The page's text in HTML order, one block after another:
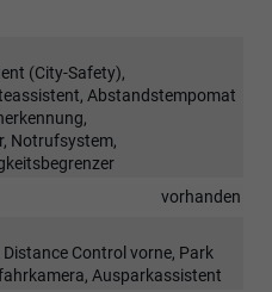
(City-Safety),
Abstandstempomat
Notrufsystem,
vorhanden
Control vorne, Park
Ausparkassistent